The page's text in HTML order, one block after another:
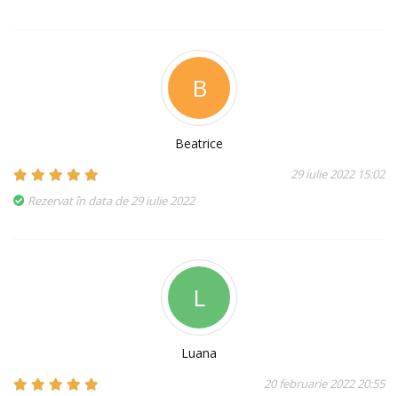
B
Beatrice
29 iulie 2022 15:02
Rezervat în data de 29 iulie 2022
L
Luana
20 februarie 2022 20:55